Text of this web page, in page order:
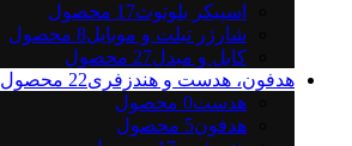
اسپیکر بلوتوث17 محصول
شارژر تبلت و موبایل8 محصول
کابل و مبدل27 محصول
هدفون، هدست و هندزفری22 محصول
هدست0 محصول
هدفون5 محصول